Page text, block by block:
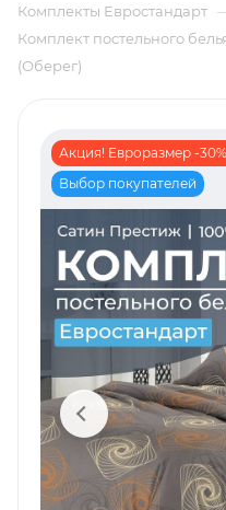
Комплекты Евростандарт
Комплект постельного
(Оберег)
Акция! Евроразмер -
Выбор покупателей